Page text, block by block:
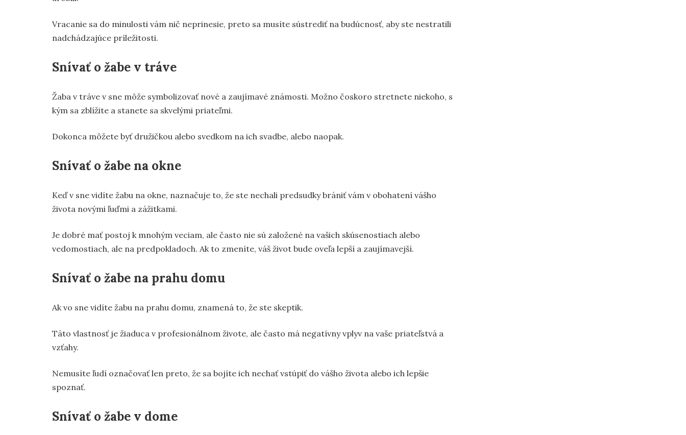
Vracanie sa do minulosti vám nič neprinesie, preto sa musíte sústrediť na budúcnosť, aby ste nestratili
nadchádzajúce príležitosti.
Snívať o žabe v tráve
Žaba v tráve v sne môže symbolizovať nové a zaujímavé známosti. Možno čoskoro stretnete niekoho, s
kým sa zblížite a stanete sa skvelými priateľmi.
Dokonca môžete byť družičkou alebo svedkom na ich svadbe, alebo naopak.
Snívať o žabe na okne
Keď v sne vidíte žabu na okne, naznačuje to, že ste nechali predsudky brániť vám v obohatení vášho
života novými ľuďmi a zážitkami.
Je dobré mať postoj k mnohým veciam, ale často nie sú založené na vašich skúsenostiach alebo
vedomostiach, ale na predpokladoch. Ak to zmeníte, váš život bude oveľa lepší a zaujímavejší.
Snívať o žabe na prahu domu
Ak vo sne vidíte žabu na prahu domu, znamená to, že ste skeptik.
Táto vlastnosť je žiaduca v profesionálnom živote, ale často má negatívny vplyv na vaše priateľstvá a
vzťahy.
Nemusíte ľudí označovať len preto, že sa bojíte ich nechať vstúpiť do vášho života alebo ich lepšie
spoznať.
Snívať o žabe v dome